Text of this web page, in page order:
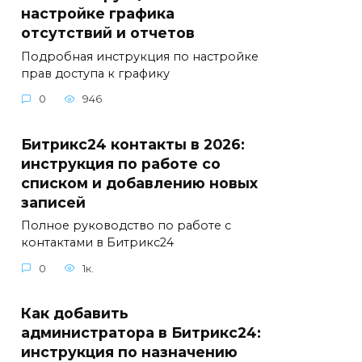
настройке графика
отсутствий и отчетов
Подробная инструкция по настройке
прав доступа к графику
0 946
Битрикс24 контакты в 2026:
инструкция по работе со
списком и добавлению новых
записей
Полное руководство по работе с
контактами в Битрикс24
0 1к.
Как добавить
администратора в Битрикс24:
инструкция по назначению